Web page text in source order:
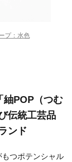
プ：水色
紬POP（つむ
伝統工芸品
ンド
つポテンシャル